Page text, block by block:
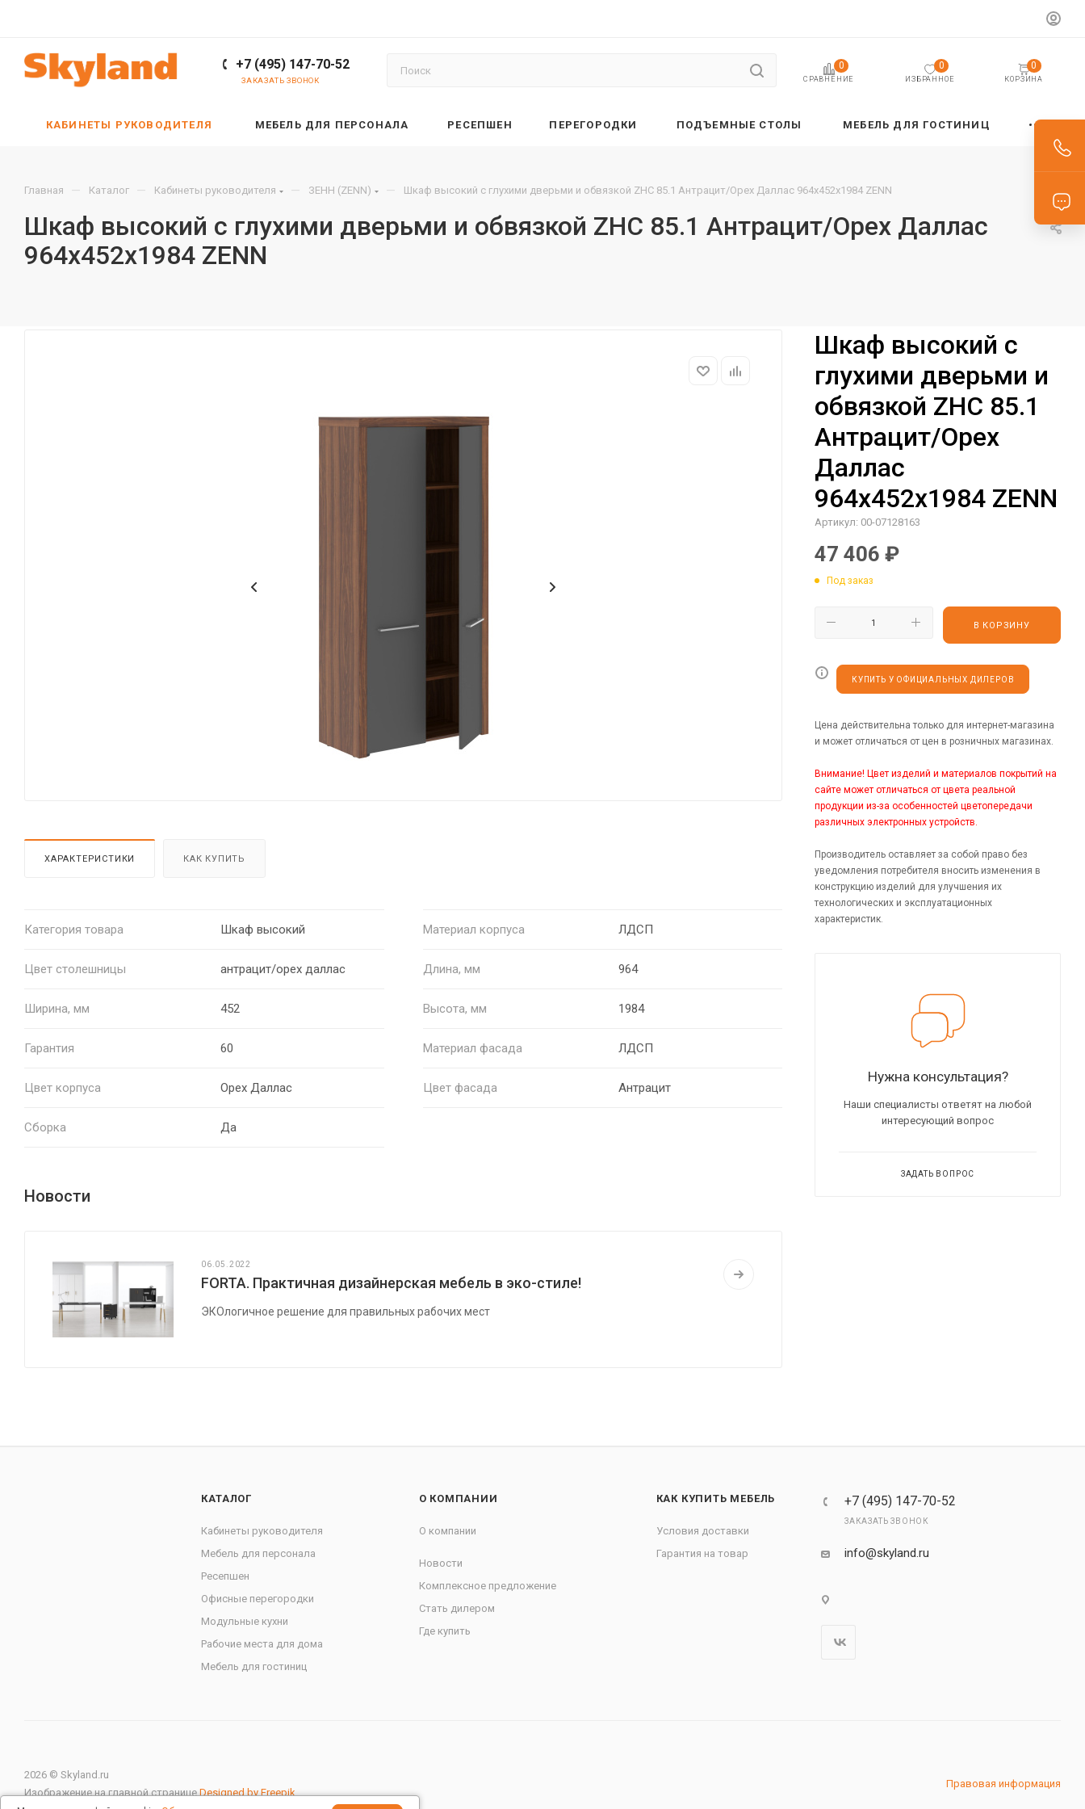
+7 (495) 147-70-52
ЗАКАЗАТЬ ЗВОНОК СРАВНЕНИЕ
0
ИЗБРАННОЕ
0
КОРЗИНА
0
КАБИНЕТЫ РУКОВОДИТЕЛЯ МЕБЕЛЬ ДЛЯ ПЕРСОНАЛА РЕСЕПШЕН ПЕРЕГОРОДКИ ПОДЪЕМНЫЕ СТОЛЫ МЕБЕЛЬ ДЛЯ ГОСТИНИЦ
Главная — Каталог — Кабинеты руководителя — ЗЕНН (ZENN) — Шкаф высокий с глухими дверьми и обвязкой ZHC 85.1 Антрацит/Орех Даллас 964х452х1984 ZENN
Шкаф высокий с глухими дверьми и обвязкой ZHC 85.1 Антрацит/Орех Даллас
964х452х1984 ZENN
ХАРАКТЕРИСТИКИ КАК КУПИТЬ
Категория товара Шкаф высокий Материал корпуса ЛДСП
Цвет столешницы антрацит/орех даллас Длина, мм 964
Ширина, мм 452 Высота, мм 1984
Гарантия 60 Материал фасада ЛДСП
Цвет корпуса Орех Даллас Цвет фасада Антрацит
Сборка Да
Новости
06.05.2022
FORTA. Практичная дизайнерская мебель в эко-стиле!
ЭКОлогичное решение для правильных рабочих мест
Шкаф высокий с
глухими дверьми и
обвязкой ZHC 85.1
Антрацит/Орех
Даллас
964х452х1984 ZENN
Артикул: 00-07128163
47 406 ₽
Под заказ
В КОРЗИНУ
КУПИТЬ У ОФИЦИАЛЬНЫХ ДИЛЕРОВ
Цена действительна только для интернет-магазина
и может отличаться от цен в розничных магазинах.
Внимание! Цвет изделий и материалов покрытий на
сайте может отличаться от цвета реальной
продукции из-за особенностей цветопередачи
различных электронных устройств.
Производитель оставляет за собой право без
уведомления потребителя вносить изменения в
конструкцию изделий для улучшения их
технологических и эксплуатационных
характеристик.
Нужна консультация?
Наши специалисты ответят на любой
интересующий вопрос
ЗАДАТЬ ВОПРОС
КАТАЛОГ
Кабинеты руководителя
Мебель для персонала
Ресепшен
Офисные перегородки
Модульные кухни
Рабочие места для дома
Мебель для гостиниц
О КОМПАНИИ
О компании
Новости
Комплексное предложение
Стать дилером
Где купить
КАК КУПИТЬ МЕБЕЛЬ
Условия доставки
Гарантия на товар
+7 (495) 147-70-52
ЗАКАЗАТЬ ЗВОНОК
info@skyland.ru
2026 © Skyland.ru
Изображение на главной страницеDesigned by Freepik
Правовая информация